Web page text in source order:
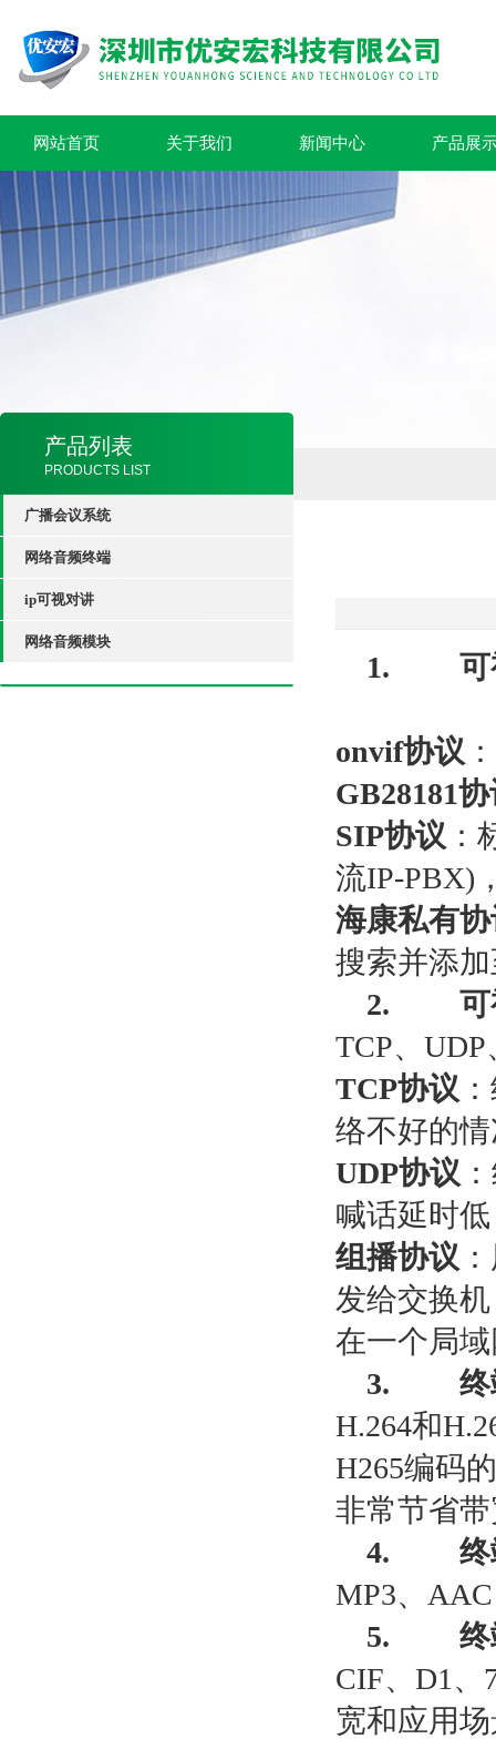
网站首页 关于我们 新闻中心 产品展
产品列表
PRODUCTS LIST
广播会议系统
网络音频终端
ip可视对讲
网络音频模块
1.
onvif协议
GB28181协
SIP协议 ：
流IP-PBX)
海康私有
搜索并添
2.
TCP、 UDP
TCP协议
络不好的
UDP协议
喊话延时
组播协议
发给交换
在一个局
3.
H.264和
H265编码
非常节省
4.
MP3、 AAC
5.
CIF、 D1 、
宽和应用